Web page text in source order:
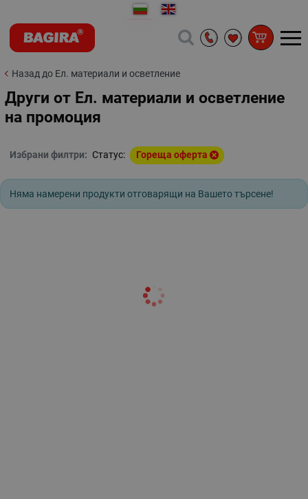
Назад до Ел. материали и осветление
Други от Ел. материали и осветление
на промоция
Избрани филтри: Статус: Гореща оферта
Няма намерени продукти отговарящи на Вашето търсене!